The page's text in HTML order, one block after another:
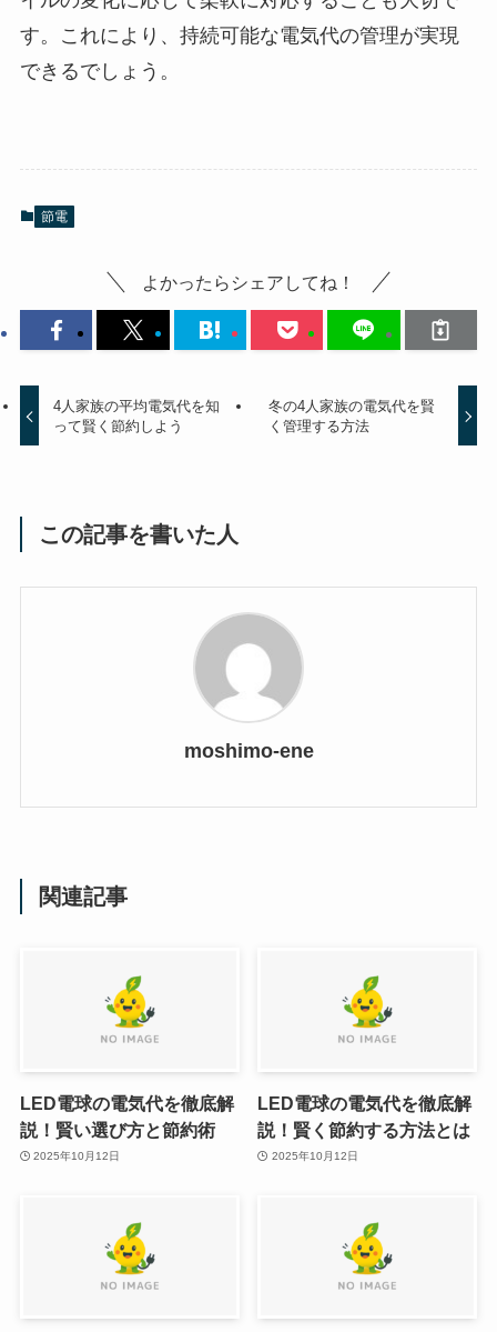
す。これにより、持続可能な電気代の管理が実現
できるでしょう。
節電
よかったらシェアしてね！
4人家族の平均電気代を知
って賢く節約しよう
冬の4人家族の電気代を賢
く管理する方法
この記事を書いた人
moshimo-ene
関連記事
LED電球の電気代を徹底解
説！賢い選び方と節約術
2025年10月12日
LED電球の電気代を徹底解
説！賢く節約する方法とは
2025年10月12日